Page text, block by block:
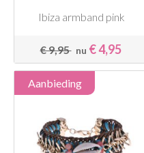
Ibiza armband pink
€ 9,95nu € 4,95
Aanbieding